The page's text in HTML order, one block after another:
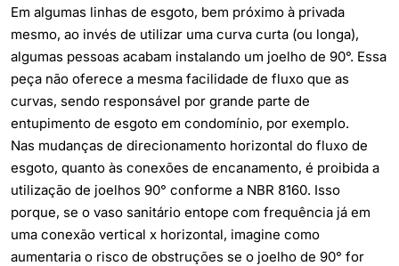
Em algumas linhas de esgoto, bem próximo à privada
mesmo, ao invés de utilizar uma curva curta (ou longa),
algumas pessoas acabam instalando um joelho de 90°. Essa
peça não oferece a mesma facilidade de fluxo que as
curvas, sendo responsável por grande parte de
entupimento de esgoto em condomínio, por exemplo.
Nas mudanças de direcionamento horizontal do fluxo de
esgoto, quanto às conexões de encanamento, é proibida a
utilização de joelhos 90° conforme a NBR 8160. Isso
porque, se o vaso sanitário entope com frequência já em
uma conexão vertical x horizontal, imagine como
aumentaria o risco de obstruções se o joelho de 90° for